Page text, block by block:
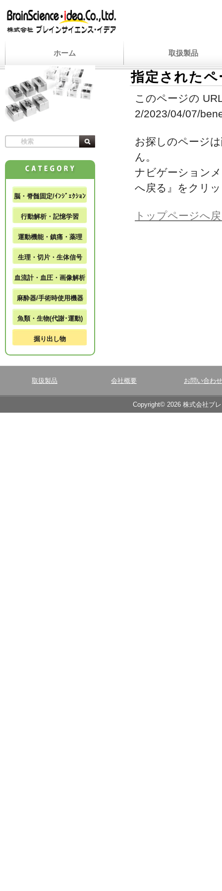
ホーム 取扱製品
指定された
このページの
2/2023/04/07/
お探しのページ
ん。
ナビゲーション
へ戻る』をクリ
トップページへ
脳・脊髄固定/ｲﾝｼﾞｪｸｼｮﾝ
行動解析・記憶学習
運動機能・鎮痛・薬理
生理・切片・生体信号
血流計・血圧・画像解析
麻酔器/手術時使用機器
魚類・生物(代謝･運動)
掘り出し物
取扱製品 会社概要 お問い合わせ
Copyright© 2026 株式会社ブ